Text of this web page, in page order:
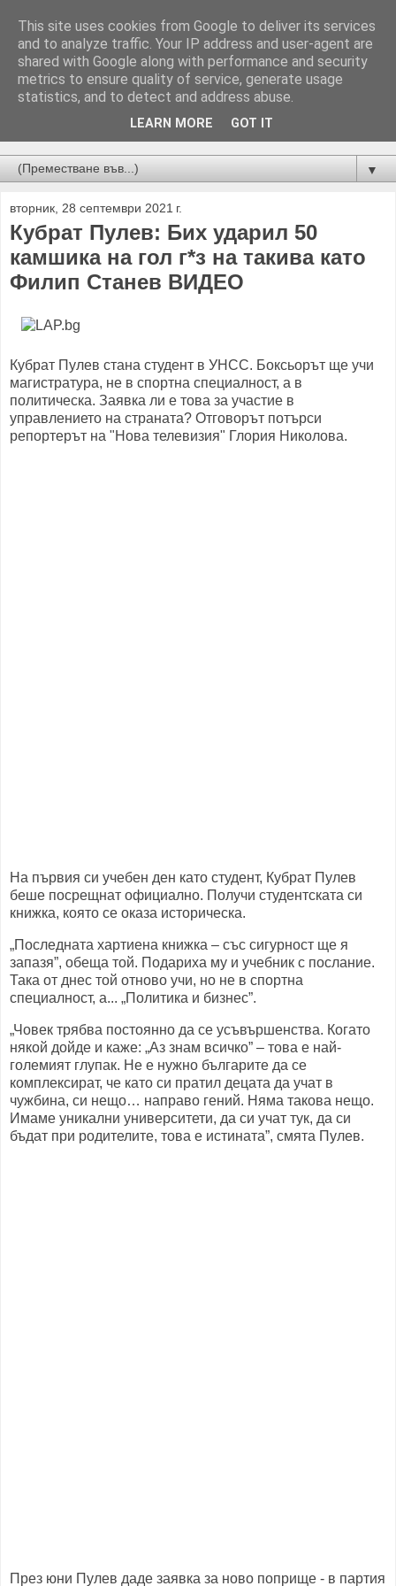
Новини от Бургас, страната и света!
▼
вторник, 28 септември 2021 г.
Кубрат Пулев: Бих ударил 50
камшика на гол г*з на такива като
Филип Станев ВИДЕО
Кубрат Пулев стана студент в УНСС. Боксьорът ще учи
магистратура, не в спортна специалност, а в
политическа. Заявка ли е това за участие в
управлението на страната? Отговорът потърси
репортерът на "Нова телевизия" Глория Николова.
На първия си учебен ден като студент, Кубрат Пулев
беше посрещнат официално. Получи студентската си
книжка, която се оказа историческа.
„Последната хартиена книжка – със сигурност ще я
запазя”, обеща той. Подариха му и учебник с послание.
Така от днес той отново учи, но не в спортна
специалност, а... „Политика и бизнес”.
„Човек трябва постоянно да се усъвършенства. Когато
някой дойде и каже: „Аз знам всичко” – това е най-
големият глупак. Не е нужно българите да се
комплексират, че като си пратил децата да учат в
чужбина, си нещо… направо гений. Няма такова нещо.
Имаме уникални университети, да си учат тук, да си
бъдат при родителите, това е истината”, смята Пулев.
През юни Пулев даде заявка за ново поприще - в партия
This site uses cookies from Google to deliver its services
and to analyze traffic. Your IP address and user-agent are
shared with Google along with performance and security
metrics to ensure quality of service, generate usage
statistics, and to detect and address abuse.
LEARN MORE GOT IT